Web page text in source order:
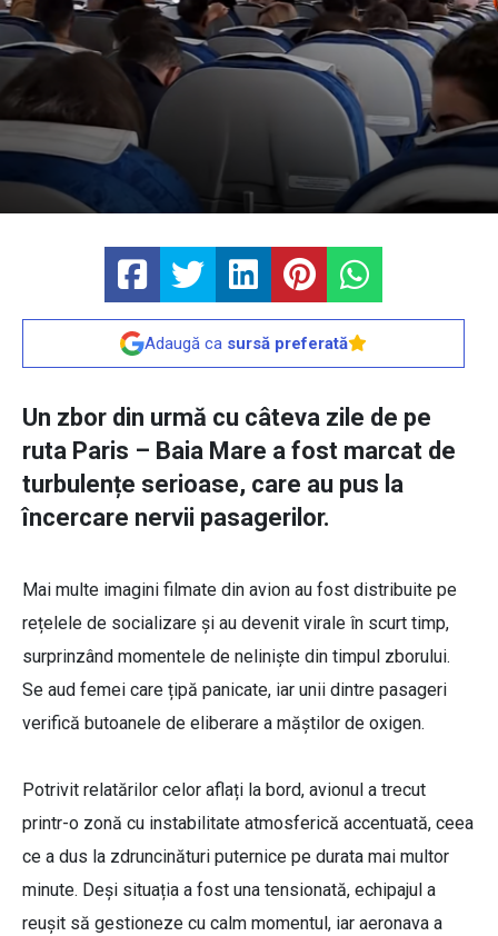
Adaugă ca sursă preferată
Un zbor din urmă cu câteva zile de pe
ruta Paris – Baia Mare a fost marcat de
turbulențe serioase, care au pus la
încercare nervii pasagerilor.
Mai multe imagini filmate din avion au fost distribuite pe
rețelele de socializare și au devenit virale în scurt timp,
surprinzând momentele de neliniște din timpul zborului.
Se aud femei care țipă panicate, iar unii dintre pasageri
verifică butoanele de eliberare a măștilor de oxigen.
Potrivit relatărilor celor aflați la bord, avionul a trecut
printr-o zonă cu instabilitate atmosferică accentuată, ceea
ce a dus la zdruncinături puternice pe durata mai multor
minute. Deși situația a fost una tensionată, echipajul a
reușit să gestioneze cu calm momentul, iar aeronava a